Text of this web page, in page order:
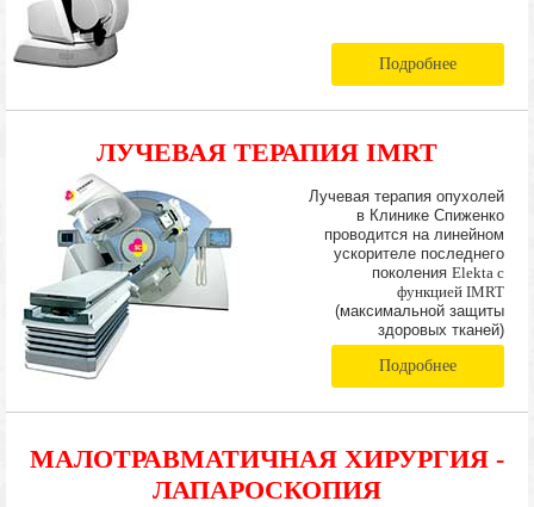
Подробнее
ЛУЧЕВАЯ ТЕРАПИЯ IMRT
Лучевая терапия опухолей
в Клинике Спиженко
проводится на линейном
ускорителе последнего
поколения Elekta с
функцией IMRT
(максимальной защиты
здоровых тканей)
Подробнее
МАЛОТРАВМАТИЧНАЯ ХИРУРГИЯ -
ЛАПАРОСКОПИЯ